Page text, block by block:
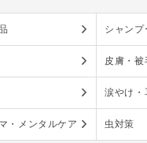
シャンプ
皮膚・被
涙やけ・
・メンタルケア 虫対策